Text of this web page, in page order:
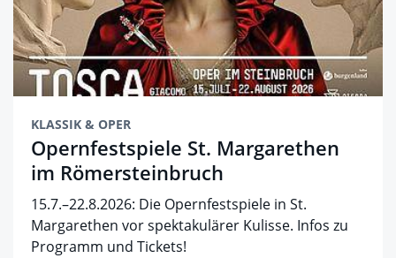
KLASSIK & OPER
Opernfestspiele St. Margarethen
im Römersteinbruch
15.7.–22.8.2026: Die Opernfestspiele in St.
Margarethen vor spektakulärer Kulisse. Infos zu
Programm und Tickets!